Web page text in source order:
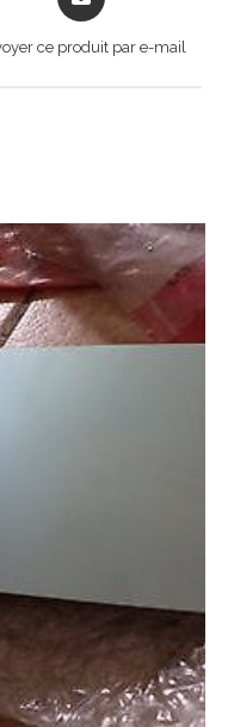
in
new
ce produit par e-mail